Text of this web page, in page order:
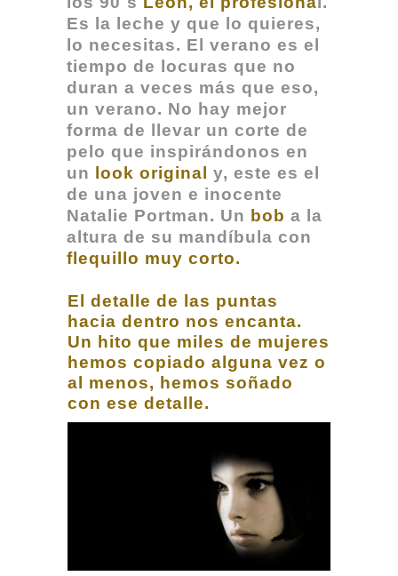
Es la leche y que lo quieres,
lo necesitas. El verano es el
tiempo de locuras que no
duran a veces más que eso,
un verano. No hay mejor
forma de llevar un corte de
pelo que inspirándonos en
un
look original
y, este es el
de una joven e inocente
Natalie Portman. Un bob a la
altura de su mandíbula con
flequillo muy corto.
El detalle de las puntas
hacia dentro nos encanta.
Un hito que miles de mujeres
hemos copiado alguna vez o
al menos, hemos soñado
con ese detalle.